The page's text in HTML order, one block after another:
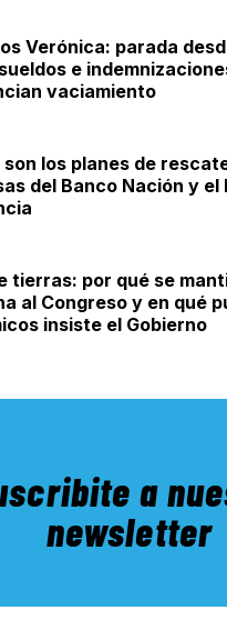
Verónica: parada
e
vaciamiento
son los planes de
del Banco Nación y el
tierras: por qué se
al Congreso y en qué
insiste el Gobierno
a
newsletter